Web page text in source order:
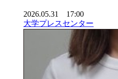
2026.05.31 17:00
大学プレスセンター